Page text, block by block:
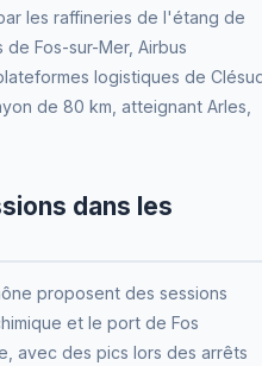
les raffineries de l'étang de
Fos-sur-Mer, Airbus
logistiques de
de 80 km, atteignant Arles,
dans les
proposent des sessions
et le port de Fos
avec des pics lors des arrêts